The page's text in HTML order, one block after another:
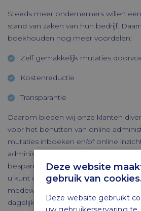
Steeds meer ondernemers willen
stand van zaken van hun bedrijf.
boekhouden nog meer voordelen:
Zelf gemakkelijk mutaties
Kostenreductie
Transparantie
Daarom bieden wij onze klanten
voor het benutten van online
mutaties inboeken en/of online
administratie. Dit scheelt enorm in de
besparen op inboekingskosten door
u kunt ook kiezen voor meer gemak;
medewerkers
verzorgen de
dagelijks online inzicht in de stand
Deze website
gebruik van
Deze website gebruikt
uw gebruikerservaring te